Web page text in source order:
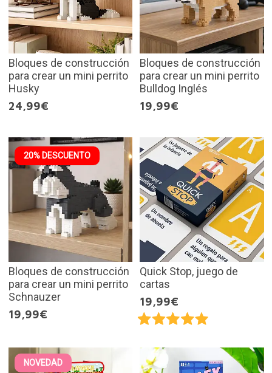
Bloques de construcción
para crear un mini perrito
Husky
24,99€
Bloques de construcción
para crear un mini perrito
Bulldog Inglés
19,99€
20% DESCUENTO
Bloques de construcción
para crear un mini perrito
Schnauzer
19,99€
Quick Stop, juego de
cartas
19,99€
NOVEDAD